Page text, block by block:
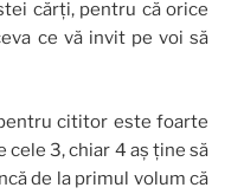
cărți, pentru că orice
ce vă invit pe voi să
cititor este foarte
cele 3, chiar 4 aș ține să
de la primul volum că